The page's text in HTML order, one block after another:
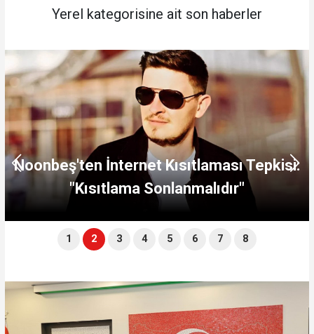
Yerel kategorisine ait son haberler
Tepkisi:
Kayseri
1 2 3 4 5 6 7 8